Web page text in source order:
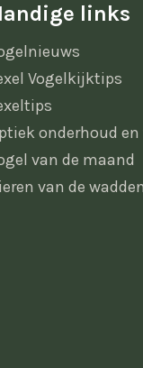
links
Vogelkijktips
onderhoud
van de maand
van de wadden